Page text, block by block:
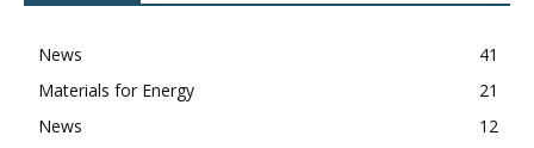
News
41
Materials for Energy
21
News
12